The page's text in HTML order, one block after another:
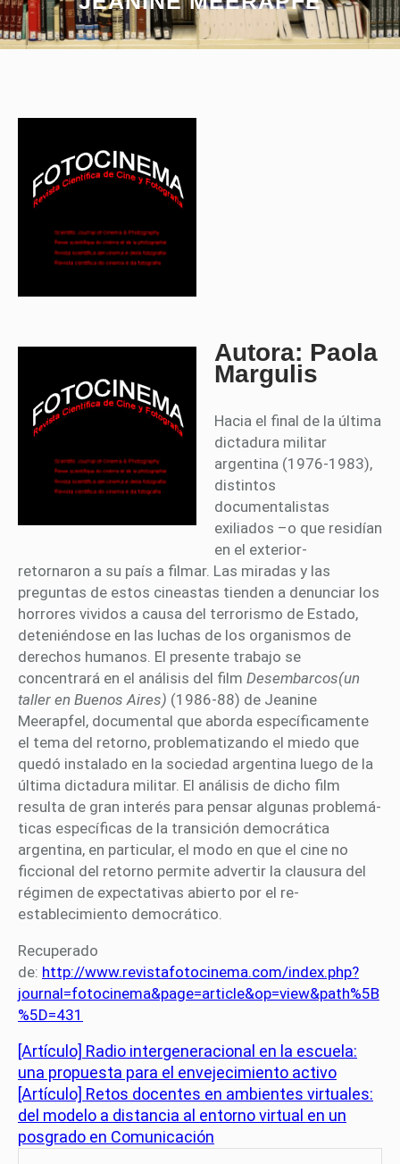
Autora: Paola
Margulis
Hacia el final de la última
dictadura militar
argentina (1976-1983),
distintos
documentalistas
exiliados –o que residían
en el exterior-
retornaron a su país a filmar. Las miradas y las
preguntas de estos cineastas tienden a denunciar los
horrores vividos a causa del terrorismo de Estado,
deteniéndose en las luchas de los organismos de
derechos humanos. El presente trabajo se
concentrará en el análisis del film Desembarcos(un
taller en Buenos Aires) (1986-88) de Jeanine
Meerapfel, documental que aborda específicamente
el tema del retorno, problematizando el miedo que
quedó instalado en la sociedad argentina luego de la
última dictadura militar. El análisis de dicho film
resulta de gran interés para pensar algunas problemá-
ticas específicas de la transición democrática
argentina, en particular, el modo en que el cine no
ficcional del retorno permite advertir la clausura del
régimen de expectativas abierto por el re-
establecimiento democrático.
Recuperado
de: http://www.revistafotocinema.com/index.php?
journal=fotocinema&page=article&op=view&path%5B
%5D=431
[Artículo] Radio intergeneracional en la escuela:
una propuesta para el envejecimiento activo
[Artículo] Retos docentes en ambientes virtuales:
del modelo a distancia al entorno virtual en un
posgrado en Comunicación